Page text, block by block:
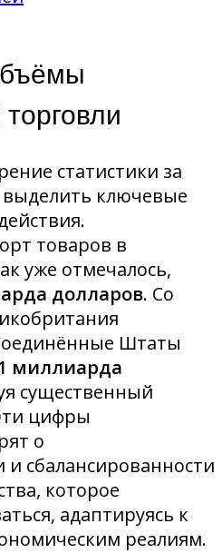
статистики за
выделить ключевые
товаров в
уже отмечалось,
долларов. Со
Штаты
миллиарда
существенный
цифры
о
и сбалансированности
которое
адаптируясь к
реалиям.